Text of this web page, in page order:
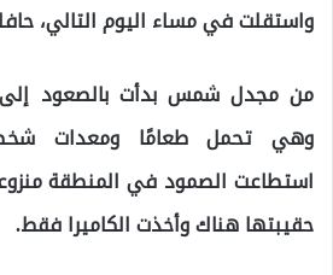
واستقلت في مساء اليوم التالي،
من مجدل شمس بدأت بالصعود إلى
وهي تحمل طعامًا ومعدات
استطاعت الصمود في المنطقة
حقيبتها هناك وأخذت الكاميرا فقط.